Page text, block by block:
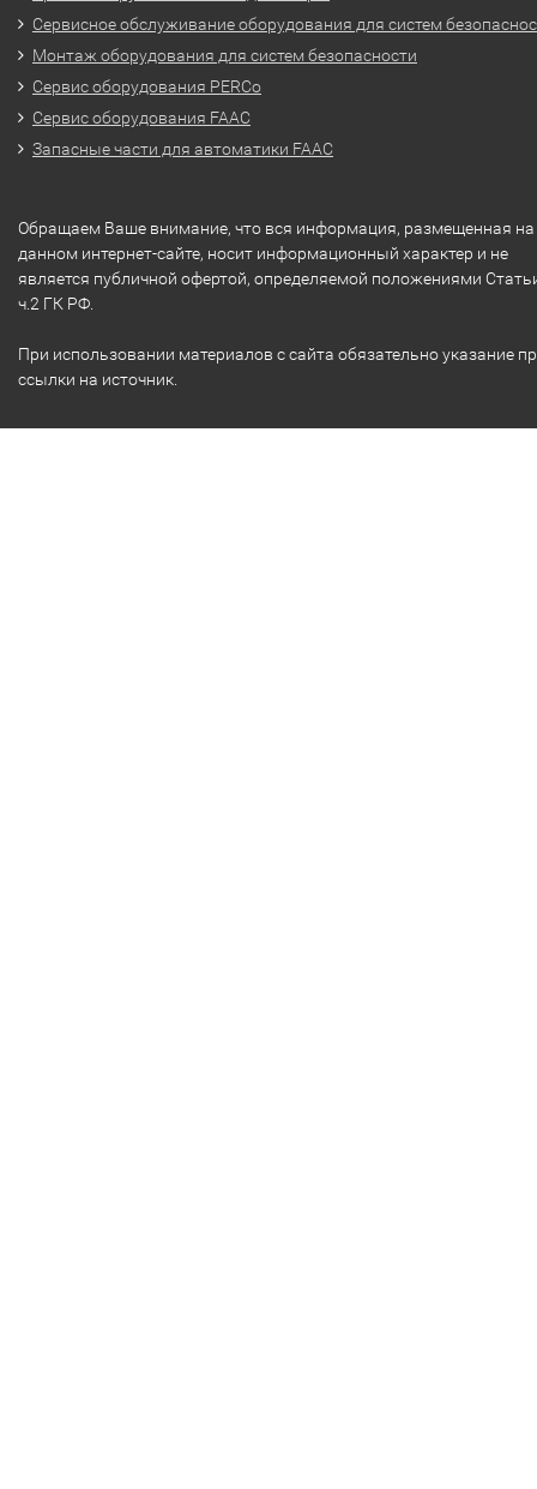
Сервисное обслуживание оборудования для систем
Монтаж оборудования для систем безопасности
Сервис оборудования PERCo
Сервис оборудования FAAC
Запасные части для автоматики FAAC
Обращаем Ваше внимание, что вся информация, размещенная на
данном интернет-сайте, носит информационный характер и не
является публичной офертой, определяемой положениями
ч.2 ГК РФ.
При использовании материалов с сайта обязательно указание
ссылки на источник.